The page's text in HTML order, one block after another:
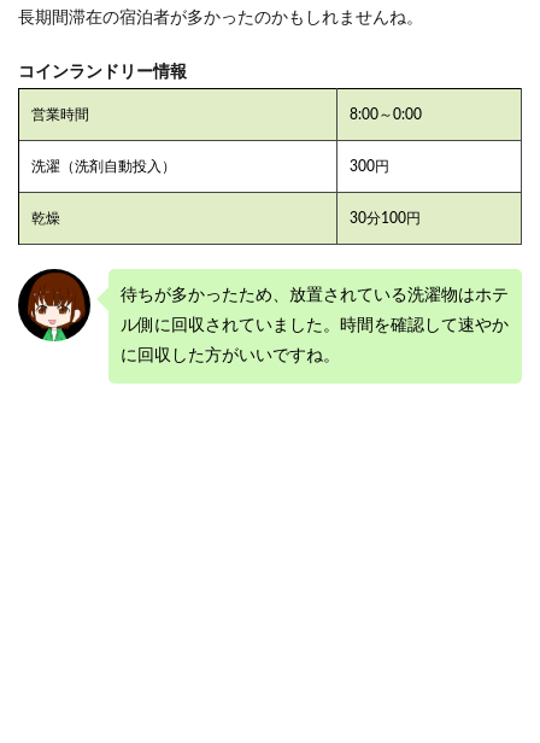
長期間滞在の宿泊者が多かったのかもしれませんね。
コインランドリー情報
営業時間 8:00～0:00
洗濯（洗剤自動投入） 300円
乾燥 30分100円
待ちが多かったため、放置されている洗濯物はホテ
ル側に回収されていました。時間を確認して速やか
に回収した方がいいですね。